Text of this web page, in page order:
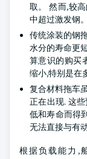
取。 然而,较
中超过激发钢。
传统涂装的钢
水分的寿命更
算意识的购买
缩小,特别是在
复合材料拖车
正在出现. 这
低和寿命而得
无法直接与有
根据负载能力,